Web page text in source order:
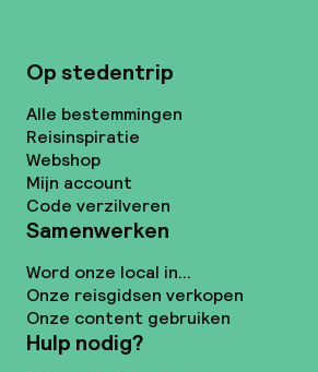
Op stedentrip
Alle bestemmingen
Reisinspiratie
Webshop
Mijn account
Code verzilveren
Samenwerken
Word onze local in...
Onze reisgidsen verkopen
Onze content gebruiken
Hulp nodig?